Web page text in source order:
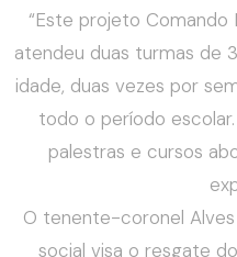
“Este projeto Comando
atendeu duas turmas de
idade, duas vezes por
todo o período
palestras e cursos
O tenente-coronel
social visa o resgate